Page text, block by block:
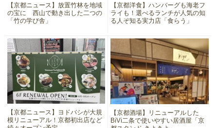
【京都ニュース】放置竹林を地域
の宝に 西山で動き出した二つの
「竹の学び舎」
【京都洋食】ハンバーグも海老フ
ライも！選べるランチが人気の知
る人ぞ知る実力店「食らう」
【京都ニュース】ヨドバシが大規
模リニューアル！京都初出店など
【京都酒場】リニューアルした
BiVi二条で使いやすい居酒屋「京